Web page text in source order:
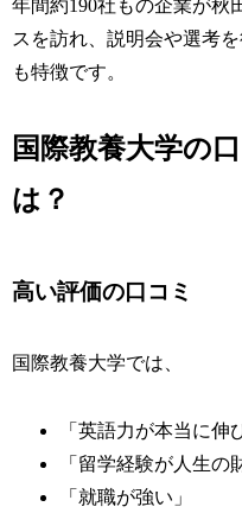
年間約190社もの企業が秋
スを訪れ、説明会や選考
も特徴です。
国際教養大学の
は？
高い評価の口コミ
国際教養大学では、
「英語力が本当に伸
「留学経験が人生の
「就職が強い」